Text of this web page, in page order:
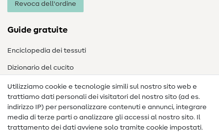
Revoca dell'ordine
Guide gratuite
Enciclopedia dei tessuti
Dizionario del cucito
Nähanleitungen
Assistenza e contatto
Contatto
Utilizziamo cookie e tecnologie simili sul nostro sito web e
trattiamo dati personali dei visitatori del nostro sito (ad es.
indirizzo IP) per personalizzare contenuti e annunci, integrare
media di terze parti o analizzare gli accessi al nostro sito. Il
trattamento dei dati avviene solo tramite cookie impostati.